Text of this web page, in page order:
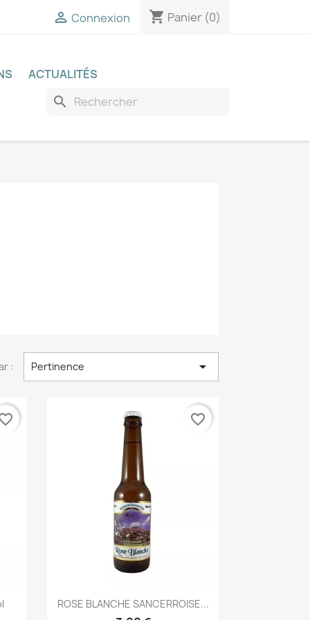
 Connexion shopping_cart Panier (0)
ACTUALITÉS
search
: Pertinence 
Aperçu rapide
ROSE BLANCHE SANCERROISE...
favorite_border